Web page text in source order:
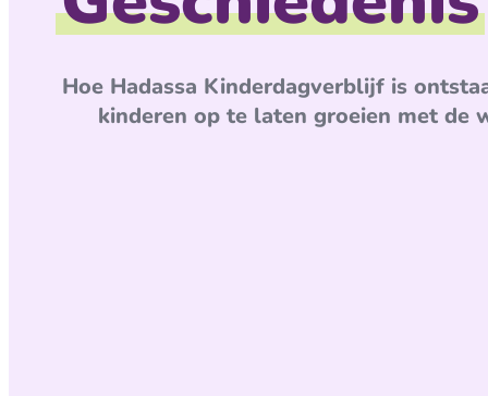
Hoe Hadassa Kinderdagverblijf is
kinderen op te laten groeien met de